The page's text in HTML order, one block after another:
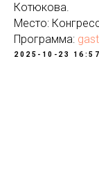
Котюкова.
Место:
Программа:
2025-10-23 16:57